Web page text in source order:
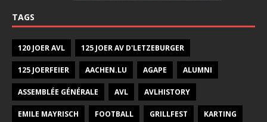
TAGS
120 JOER AVL 125 JOER AV D'LETZEBURGER
125 JOERFEIER AACHEN.LU AGAPE ALUMNI
ASSEMBLÉE GÉNÉRALE AVL AVLHISTORY
EMILE MAYRISCH FOOTBALL GRILLFEST KARTING